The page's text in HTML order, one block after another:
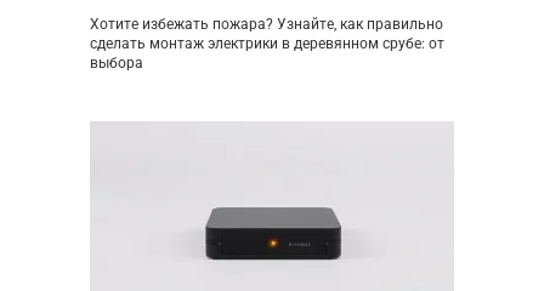
Хотите избежать пожара? Узнайте, как правильно
сделать монтаж электрики в деревянном срубе: от
выбора